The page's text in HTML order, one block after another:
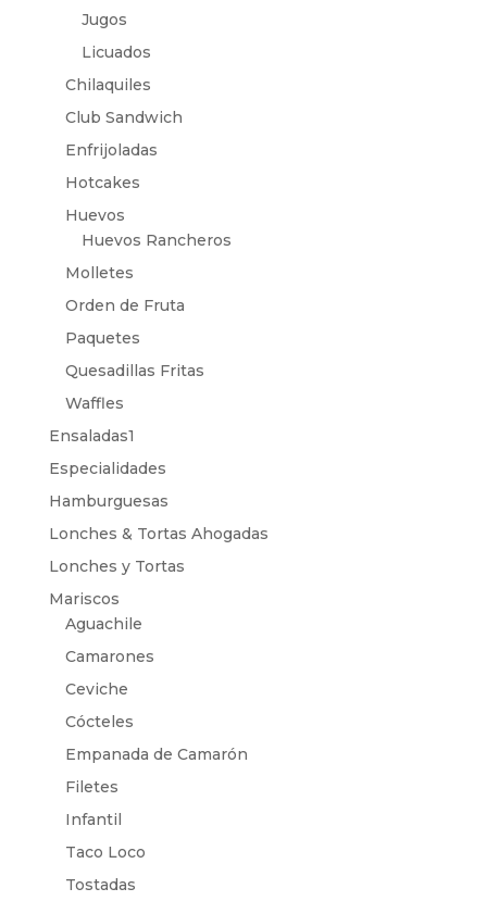
Jugos
Licuados
Chilaquiles
Club Sandwich
Enfrijoladas
Hotcakes
Huevos
Huevos Rancheros
Molletes
Orden de Fruta
Paquetes
Quesadillas Fritas
Waffles
Ensaladas1
Especialidades
Hamburguesas
Lonches & Tortas Ahogadas
Lonches y Tortas
Mariscos
Aguachile
Camarones
Ceviche
Cócteles
Empanada de Camarón
Filetes
Infantil
Taco Loco
Tostadas